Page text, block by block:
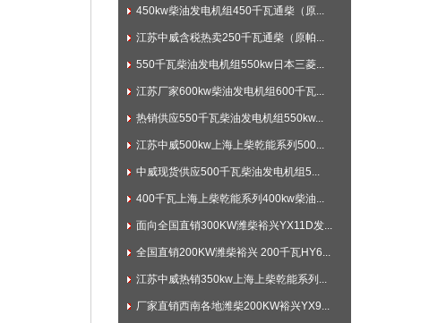
450kw柴油发电机组450千瓦通柴（原...
江苏中威含税热卖250千瓦通柴（原帕...
550千瓦柴油发电机组550kw日本三菱...
江苏厂家600kw柴油发电机组600千瓦...
热销供应550千瓦柴油发电机组550kw...
江苏中威500kw上海上柴乾能系列500...
中威现货供应500千瓦柴油发电机组5...
400千瓦上海上柴乾能系列400kw柴油...
面向全国直销300KW潍柴裕兴YX11D发...
全国直销200KW潍柴裕兴 200千瓦HY6...
江苏中威热销350kw上海上柴乾能系列...
厂家直销西南各地潍柴200KW裕兴YX9...